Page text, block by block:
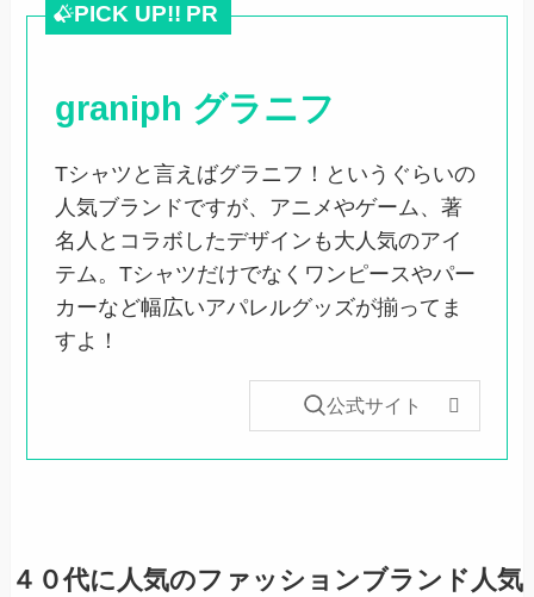
PICK UP!! PR
graniph グラニフ
Tシャツと言えばグラニフ！というぐらいの
人気ブランドですが、アニメやゲーム、著
名人とコラボしたデザインも大人気のアイ
テム。Tシャツだけでなくワンピースやパー
カーなど幅広いアパレルグッズが揃ってま
すよ！
公式サイト
４０代に人気のファッションブランド人気